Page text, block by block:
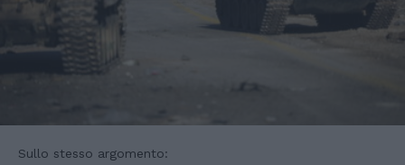
Sullo stesso argomento: